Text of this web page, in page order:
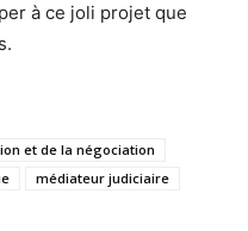
à ce joli projet que
et de la négociation
médiateur judiciaire